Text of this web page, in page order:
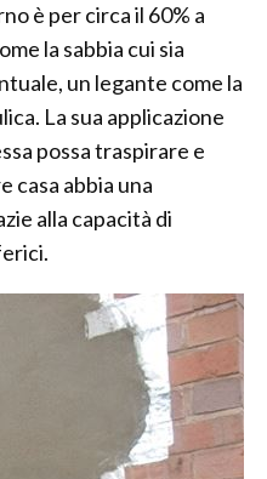
è per circa il 60% a
la sabbia cui sia
un legante come la
La sua applicazione
possa traspirare e
casa abbia una
alla capacità di